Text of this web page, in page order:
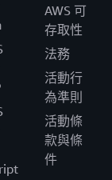
AWS 可
存取性
法務
活動行
為準則
活動條
款與條
件